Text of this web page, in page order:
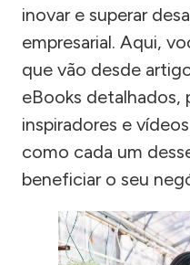
inovar e superar
empresarial. Aqui,
que vão desde
eBooks detalhados,
inspiradores e
como cada um
beneficiar o seu